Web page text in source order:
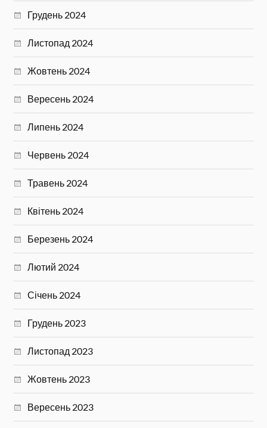
Грудень 2024
Листопад 2024
Жовтень 2024
Вересень 2024
Липень 2024
Червень 2024
Травень 2024
Квітень 2024
Березень 2024
Лютий 2024
Січень 2024
Грудень 2023
Листопад 2023
Жовтень 2023
Вересень 2023